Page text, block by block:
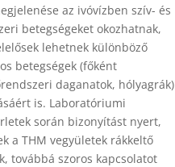
az ivóvízben szív- és
betegségeket okozhatnak,
lehetnek különböző
betegségek (főként
daganatok, hólyagrák)
is. Laboratóriumi
során bizonyítást nyert,
a THM vegyületek rákkeltő
továbbá szoros kapcsolatot